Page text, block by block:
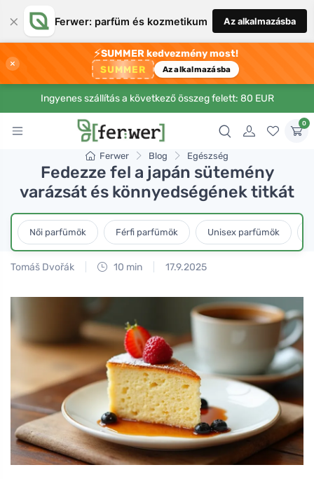
× Ferwer: parfüm és kozmetikum Az alkalmazásba
×
⚡SUMMER kedvezmény most!
SUMMER Az alkalmazásba
Ingyenes szállítás a következő összeg felett: 80 EUR
0
Ferwer Blog Egészség
Fedezze fel a japán sütemény
varázsát és könnyedségének titkát
Női parfümök Férfi parfümök Unisex parfümök
Tomáš Dvořák 10 min 17.9.2025